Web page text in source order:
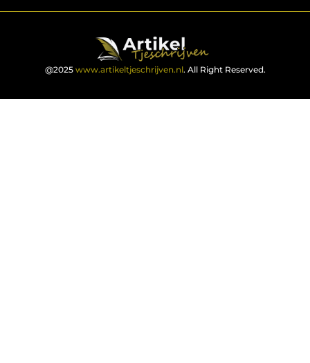
@2025 www.artikeltjeschrijven.nl. All Right Reserved.